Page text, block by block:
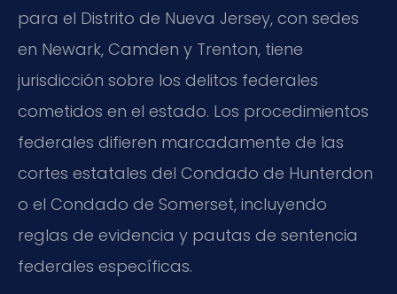
para el Distrito de Nueva Jersey, con sedes
en Newark, Camden y Trenton, tiene
jurisdicción sobre los delitos federales
cometidos en el estado. Los procedimientos
federales difieren marcadamente de las
cortes estatales del Condado de Hunterdon
o el Condado de Somerset, incluyendo
reglas de evidencia y pautas de sentencia
federales específicas.